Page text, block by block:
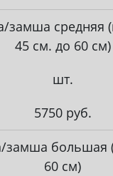
замша средняя
45 см. до 60 см)
шт.
5750 руб.
замша большая
60 см)